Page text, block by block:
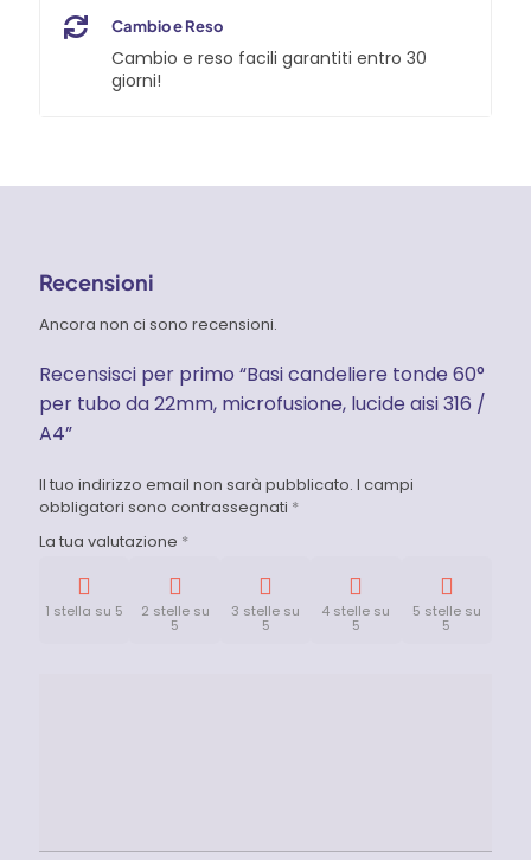
Cambio e Reso
Cambio e reso facili garantiti entro 30
giorni!
Recensioni
Ancora non ci sono recensioni.
Recensisci per primo “Basi candeliere tonde 60°
per tubo da 22mm, microfusione, lucide aisi 316 /
A4”
Il tuo indirizzo email non sarà pubblicato. I campi
obbligatori sono contrassegnati *
La tua valutazione *
1 stella su 5 2 stelle su
5
3 stelle su
5
4 stelle su
5
5 stelle su
5